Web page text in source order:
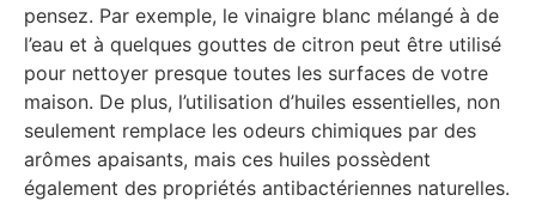
pensez. Par exemple, le vinaigre blanc mélangé à de
l’eau et à quelques gouttes de citron peut être utilisé
pour nettoyer presque toutes les surfaces de votre
maison. De plus, l’utilisation d’huiles essentielles, non
seulement remplace les odeurs chimiques par des
arômes apaisants, mais ces huiles possèdent
également des propriétés antibactériennes naturelles.